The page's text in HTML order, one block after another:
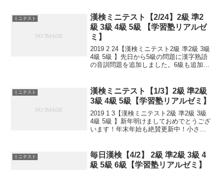
熟語問題などの出来具合が合...
ミニテスト
漢検ミニテスト【2/24】2級 準2
級 3級 4級 5級 【学習塾リアルゼ
ミ】
2019 2 24【漢検ミニテスト2級 準2級 3級
4級 5級 】先日から5級の問題に漢字熟語
の音訓問題を追加しました。6級も追加し
歩から。 日々是精進、継続は力...
ミニテスト
漢検ミニテスト【1/3】2級 準2級
3級 4級 5級【学習塾リアルゼミ】
2019 1 3【漢検ミニテスト2級 準2級 3級
4級 5級 】新年明けましておめでとうござ
います！年末年始も絶賛更新中！小さな
精進、継続は力なり！ 毎日少しず...
ミニテスト
毎日漢検【4/2】 2級 準2級 3級 4
級 5級 6級【学習塾リアルゼミ】